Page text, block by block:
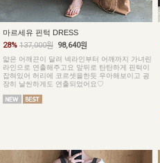
마르세유 핀턱 DRESS
28% 137,000원 98,640원
얇은 어깨끈이 달려 넥라인부터 어깨까지 가녀린
라인으로 연출해주고요 앞뒤로 탄탄하게 핀턱이
잡혀있어 허리에 코르셋을한듯 우아해보이고 굉
장히 날씬하게도 연출되었어요♡